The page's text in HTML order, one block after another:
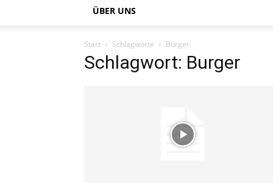
ÜBER UNS
Start Schlagworte Burger
Schlagwort: Burger